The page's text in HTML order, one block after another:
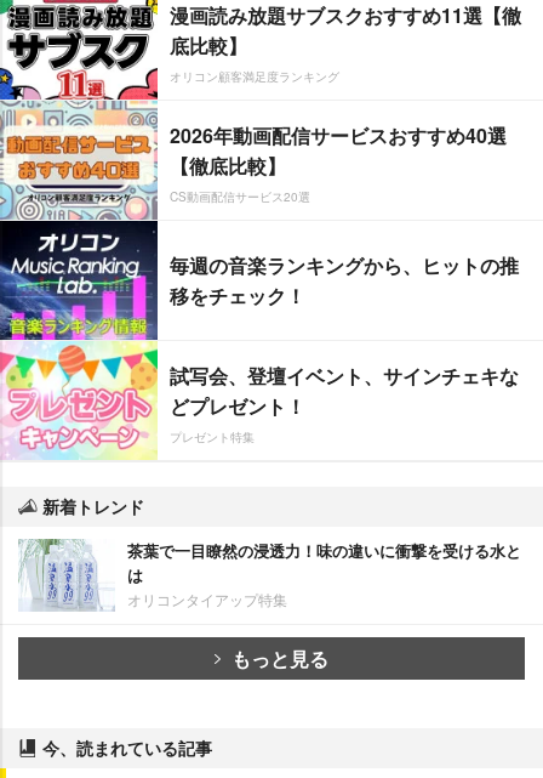
漫画読み放題サブスクおすすめ11選【徹
底比較】
オリコン顧客満足度ランキング
2026年動画配信サービスおすすめ40選
【徹底比較】
CS動画配信サービス20選
毎週の音楽ランキングから、ヒットの推
移をチェック！
試写会、登壇イベント、サインチェキな
どプレゼント！
プレゼント特集
新着トレンド
茶葉で一目瞭然の浸透力！味の違いに衝撃を受ける水と
は
オリコンタイアップ特集
もっと見る
今、読まれている記事